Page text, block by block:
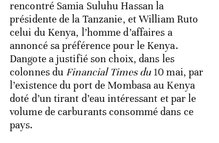
rencontré Samia Suluhu Hassan la
présidente de la Tanzanie, et William Ruto
celui du Kenya, l’homme d’affaires a
annoncé sa préférence pour le Kenya.
Dangote a justifié son choix, dans les
colonnes du Financial Times du 10 mai, par
l’existence du port de Mombasa au Kenya
doté d’un tirant d’eau intéressant et par le
volume de carburants consommé dans ce
pays.